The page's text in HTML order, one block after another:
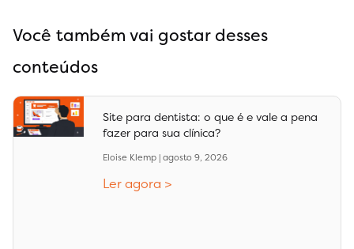
Você também vai gostar desses
conteúdos
Site para dentista: o que é e vale a pena
fazer para sua clínica?
Eloise Klemp agosto 9, 2026
Ler agora >